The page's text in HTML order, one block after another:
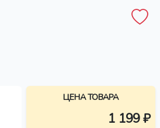
ЦЕНА ТОВАРА
1 199 ₽